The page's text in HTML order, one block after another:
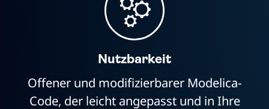
Nutzbarkeit
Offener und modifizierbarer Modelica-
Code, der leicht angepasst und in Ihre